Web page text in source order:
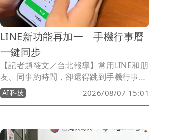
LINE新功能再加一 手機行事曆
一鍵同步
【記者趙筱文／台北報導】常用LINE和朋
友、同事約時間，卻還得跳到手機行事曆
確認自己有沒有空？LINE今（7）日宣布
升級「LINE行事曆」，加入「裝置行事曆
iPhone或Android手機內建行事曆的行程
整合至LINE，不只能集中查看，還能直接
AI科技 2026/08/07 15:01